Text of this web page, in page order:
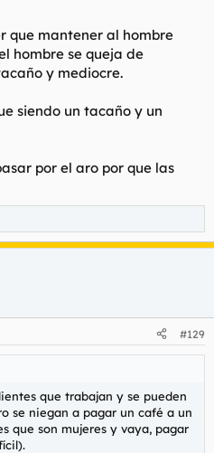
que mantener al hombre
hombre se queja de
y mediocre.
siendo un tacaño y un
por el aro por que las
#129
que trabajan y se pueden
se niegan a pagar un café a un
que son mujeres y vaya, pagar